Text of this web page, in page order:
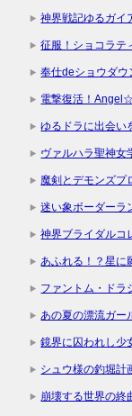
神界戦記ゆるガイ
征服！ショコラテ
奉仕deショウダウ
電撃復活！
ゆるドラに出会い
ヴァルハラ聖神女
魔剣とデモンズプ
迷い象ボーダーラ
神界ブライダルコ
あふれる！？星に
ファントム・ドラ
あの夏の漂流ガー
鏡界に囚われし少
シュウ様の釣堀計
崩壊する世界の終